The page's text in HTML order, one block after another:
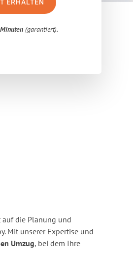
ERHALTEN
(garantiert).
auf die Planung und
Mit unserer Expertise und
Umzug, bei dem Ihre